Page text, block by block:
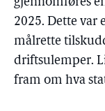
2025. Dette var
målrette
driftsulemper.
fram om hva